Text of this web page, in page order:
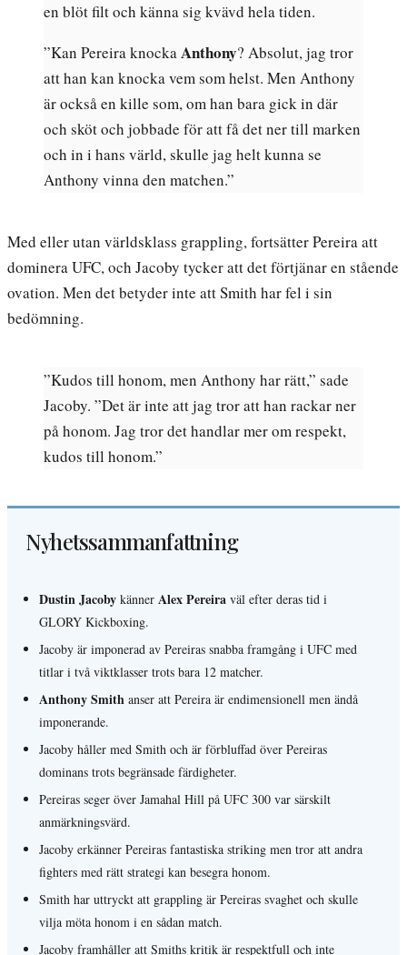
en blöt filt och känna sig kvävd hela tiden.
”Kan Pereira knockaAnthony? Absolut, jag tror
att han kan knocka vem som helst. Men Anthony
är också en kille som, om han bara gick in där
och sköt och jobbade för att få det ner till marken
och in i hans värld, skulle jag helt kunna se
Anthony vinna den matchen.”
Med eller utan världsklass grappling, fortsätter Pereira att
dominera UFC, och Jacoby tycker att det förtjänar en stående
ovation. Men det betyder inte att Smith har fel i sin
bedömning.
”Kudos till honom, men Anthony har rätt,” sade
Jacoby. ”Det är inte att jag tror att han rackar ner
på honom. Jag tror det handlar mer om respekt,
kudos till honom.”
Nyhetssammanfattning
Dustin Jacoby känner Alex Pereira väl efter deras tid i
GLORY Kickboxing.
Jacoby är imponerad av Pereiras snabba framgång i UFC med
titlar i två viktklasser trots bara 12 matcher.
Anthony Smith anser att Pereira är endimensionell men ändå
imponerande.
Jacoby håller med Smith och är förbluffad över Pereiras
dominans trots begränsade färdigheter.
Pereiras seger över Jamahal Hill på UFC 300 var särskilt
anmärkningsvärd.
Jacoby erkänner Pereiras fantastiska striking men tror att andra
fighters med rätt strategi kan besegra honom.
Smith har uttryckt att grappling är Pereiras svaghet och skulle
vilja möta honom i en sådan match.
Jacoby framhåller att Smiths kritik är respektfull och inte